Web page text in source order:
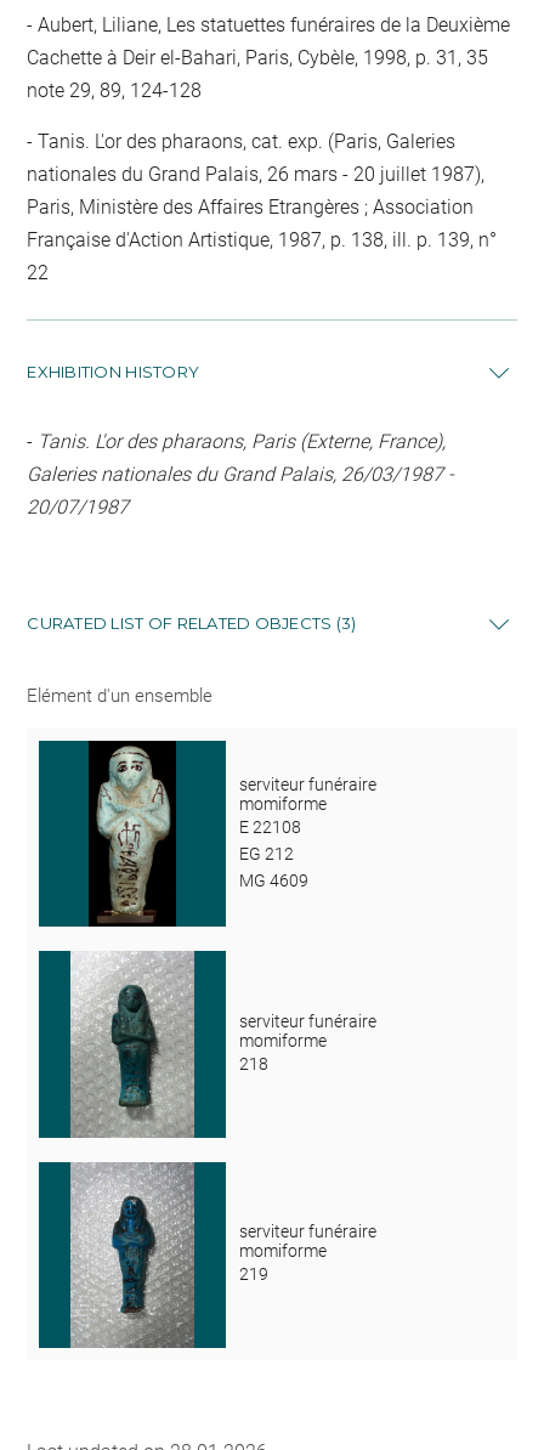
Aubert, Liliane, Les statuettes funéraires de la Deuxième
Cachette à Deir el-Bahari, Paris, Cybèle, 1998, p. 31, 35
note 29, 89, 124-128
Tanis. L'or des pharaons, cat. exp. (Paris, Galeries
nationales du Grand Palais, 26 mars - 20 juillet 1987),
Paris, Ministère des Affaires Etrangères ; Association
Française d'Action Artistique, 1987, p. 138, ill. p. 139, n°
22
EXHIBITION HISTORY
- Tanis. L'or des pharaons, Paris (Externe, France),
Galeries nationales du Grand Palais, 26/03/1987 -
20/07/1987
CURATED LIST OF RELATED OBJECTS (3)
Elément d'un ensemble
serviteur funéraire
momiforme
E 22108
EG 212
MG 4609
serviteur funéraire
momiforme
218
serviteur funéraire
momiforme
219